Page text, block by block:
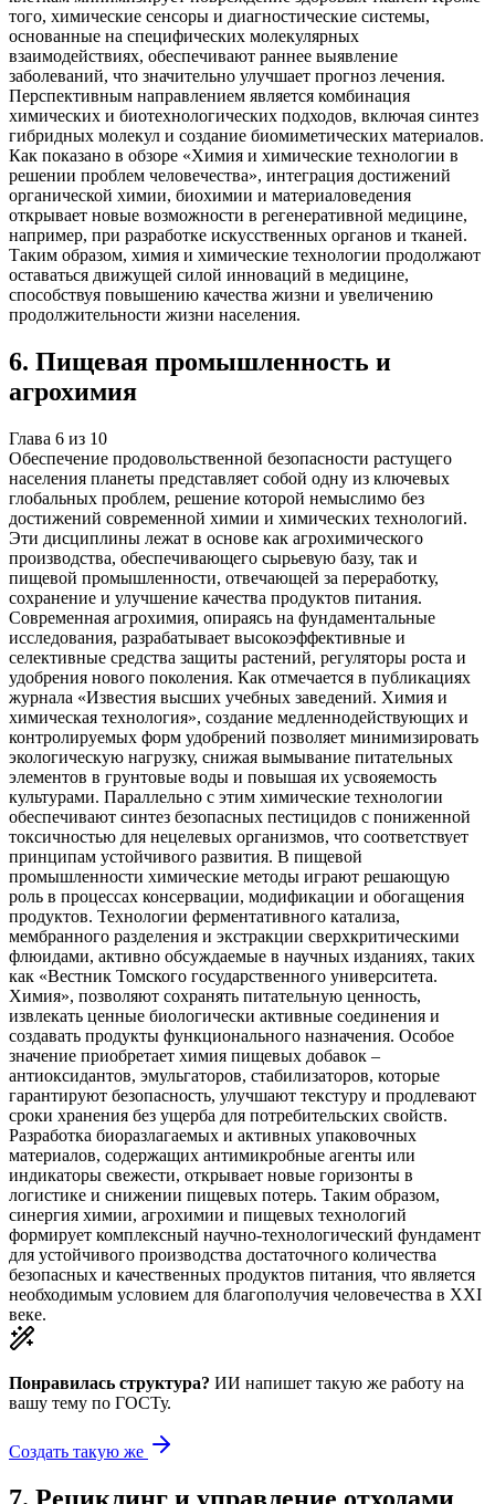
того, химические сенсоры и диагностические системы,
основанные на специфических молекулярных
взаимодействиях, обеспечивают раннее выявление
заболеваний, что значительно улучшает прогноз лечения.
Перспективным направлением является комбинация
химических и биотехнологических подходов, включая синтез
гибридных молекул и создание биомиметических материалов.
Как показано в обзоре «Химия и химические технологии в
решении проблем человечества», интеграция достижений
органической химии, биохимии и материаловедения
открывает новые возможности в регенеративной медицине,
например, при разработке искусственных органов и тканей.
Таким образом, химия и химические технологии продолжают
оставаться движущей силой инноваций в медицине,
способствуя повышению качества жизни и увеличению
продолжительности жизни населения.
6. Пищевая промышленность и
агрохимия
Глава 6 из 10
Обеспечение продовольственной безопасности растущего
населения планеты представляет собой одну из ключевых
глобальных проблем, решение которой немыслимо без
достижений современной химии и химических технологий.
Эти дисциплины лежат в основе как агрохимического
производства, обеспечивающего сырьевую базу, так и
пищевой промышленности, отвечающей за переработку,
сохранение и улучшение качества продуктов питания.
Современная агрохимия, опираясь на фундаментальные
исследования, разрабатывает высокоэффективные и
селективные средства защиты растений, регуляторы роста и
удобрения нового поколения. Как отмечается в публикациях
журнала «Известия высших учебных заведений. Химия и
химическая технология», создание медленнодействующих и
контролируемых форм удобрений позволяет минимизировать
экологическую нагрузку, снижая вымывание питательных
элементов в грунтовые воды и повышая их усвояемость
культурами. Параллельно с этим химические технологии
обеспечивают синтез безопасных пестицидов с пониженной
токсичностью для нецелевых организмов, что соответствует
принципам устойчивого развития. В пищевой
промышленности химические методы играют решающую
роль в процессах консервации, модификации и обогащения
продуктов. Технологии ферментативного катализа,
мембранного разделения и экстракции сверхкритическими
флюидами, активно обсуждаемые в научных изданиях, таких
как «Вестник Томского государственного университета.
Химия», позволяют сохранять питательную ценность,
извлекать ценные биологически активные соединения и
создавать продукты функционального назначения. Особое
значение приобретает химия пищевых добавок –
антиоксидантов, эмульгаторов, стабилизаторов, которые
гарантируют безопасность, улучшают текстуру и продлевают
сроки хранения без ущерба для потребительских свойств.
Разработка биоразлагаемых и активных упаковочных
материалов, содержащих антимикробные агенты или
индикаторы свежести, открывает новые горизонты в
логистике и снижении пищевых потерь. Таким образом,
синергия химии, агрохимии и пищевых технологий
формирует комплексный научно-технологический фундамент
для устойчивого производства достаточного количества
безопасных и качественных продуктов питания, что является
необходимым условием для благополучия человечества в XXI
веке.
Понравилась структура? ИИ напишет такую же работу на
вашу тему по ГОСТу.
Создать такую же
7. Рециклинг и управление отходами